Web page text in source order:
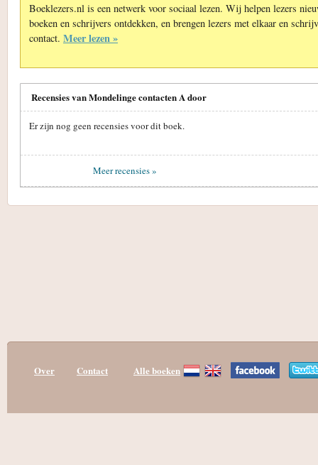
Boeklezers.nl is een netwerk voor sociaal lezen. Wij helpen lezers
boeken en schrijvers ontdekken, en brengen lezers met elkaar en
contact. Meer lezen »
Recensies van Mondelinge contacten A door
Er zijn nog geen recensies voor dit boek.
Meer recensies »
Over Contact Alle boeken